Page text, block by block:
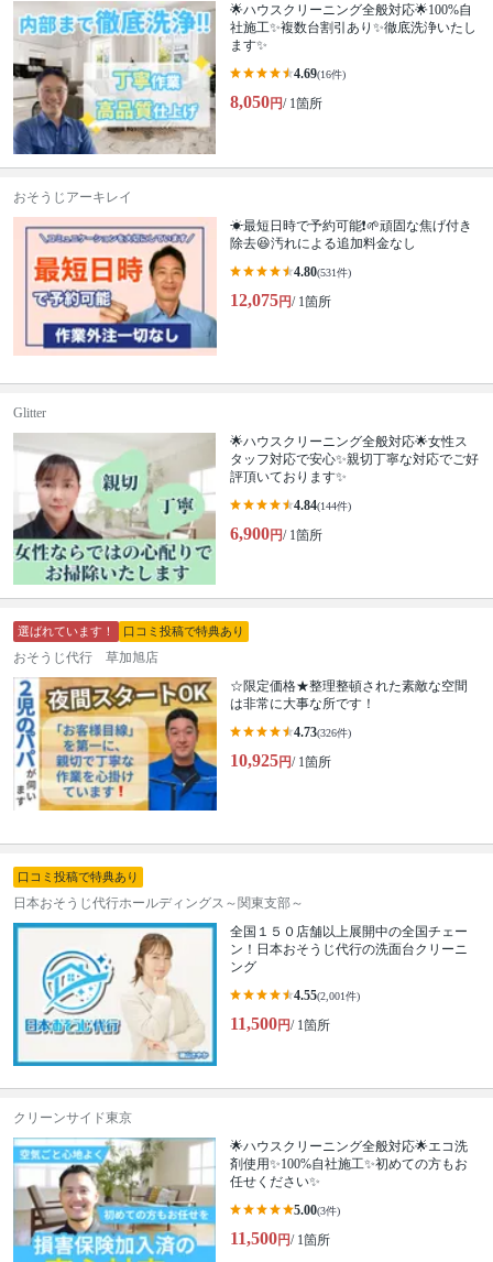
🌟ハウスクリーニング全般対応🌟100%自
社施工✨複数台割引あり✨徹底洗浄いたし
ます✨
4.69(16件)
8,050円/ 1箇所
おそうじアーキレイ
☀最短日時で予約可能❗🌱頑固な焦げ付き
除去😆汚れによる追加料金なし
4.80(531件)
12,075円/ 1箇所
Glitter
🌟ハウスクリーニング全般対応🌟女性ス
タッフ対応で安心✨親切丁寧な対応でご好
評頂いております✨
4.84(144件)
6,900円/ 1箇所
選ばれています！ 口コミ投稿で特典あり
おそうじ代行 草加旭店
☆限定価格★整理整頓された素敵な空間
は非常に大事な所です！
4.73(326件)
10,925円/ 1箇所
口コミ投稿で特典あり
日本おそうじ代行ホールディングス～関東支部～
全国１５０店舗以上展開中の全国チェー
ン！日本おそうじ代行の洗面台クリーニ
ング
4.55(2,001件)
11,500円/ 1箇所
クリーンサイド東京
🌟ハウスクリーニング全般対応🌟エコ洗
剤使用✨100%自社施工✨初めての方もお
任せください✨
5.00(3件)
11,500円/ 1箇所